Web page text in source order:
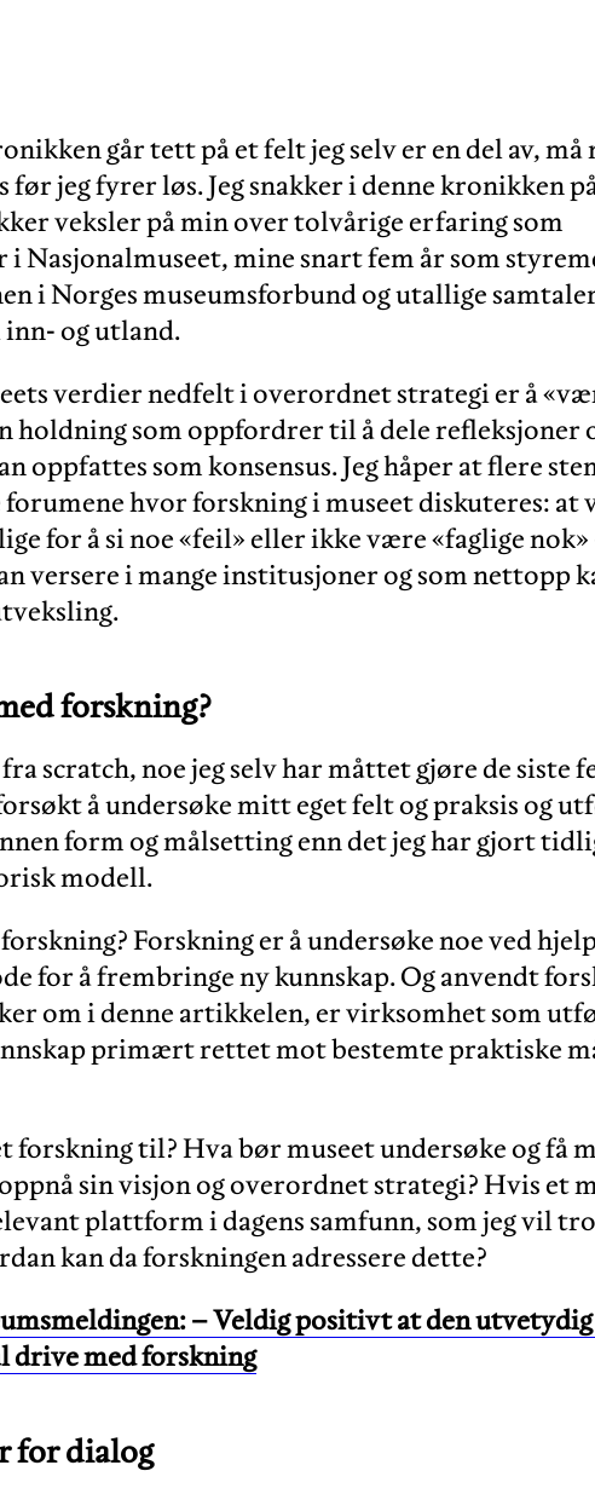
går tett på et felt jeg selv er en del av, må
før jeg fyrer løs. Jeg snakker i denne kronikken
veksler på min over tolvårige erfaring som
Nasjonalmuseet, mine snart fem år som
i Norges museumsforbund og utallige
og utland.
verdier nedfelt i overordnet strategi er å
holdning som oppfordrer til å dele refleksjoner
oppfattes som konsensus. Jeg håper at flere
forumene hvor forskning i museet diskuteres: at
for å si noe «feil» eller ikke være «faglige nok»
versere i mange institusjoner og som nettopp
forskning?
scratch, noe jeg selv har måttet gjøre de siste
å undersøke mitt eget felt og praksis og
form og målsetting enn det jeg har gjort
modell.
Forskning er å undersøke noe ved
for å frembringe ny kunnskap. Og anvendt
om i denne artikkelen, er virksomhet som
primært rettet mot bestemte praktiske
forskning til? Hva bør museet undersøke og få
sin visjon og overordnet strategi? Hvis et
plattform i dagens samfunn, som jeg vil
kan da forskningen adressere dette?
– Veldig positivt at den
drive med forskning
for dialog